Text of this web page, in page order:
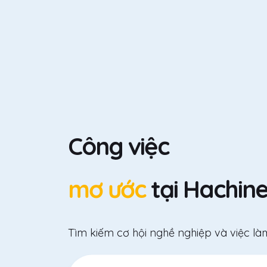
Công việc
mơ ướctại
Tìm kiếm cơ hội nghề nghiệp và việc